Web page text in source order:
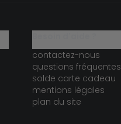
contactez-nous
questions fréquentes
solde carte cadeau
mentions légales
plan du site